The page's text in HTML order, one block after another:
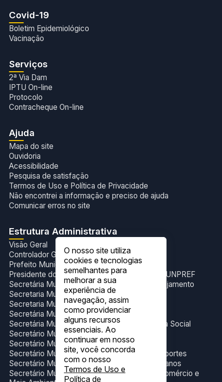
Covid-19
Boletim Epidemiológico
Vacinação
Serviços
2ª Via Dam
IPTU On-line
Protocolo
Contracheque On-line
Ajuda
Mapa do site
Ouvidoria
Acessibilidade
Pesquisa de satisfação
Termos de Uso e Política de Privacidade
Não encontrei a informação e preciso de ajuda
Comunicar erros no site
Estrutura Administrativa
Visão Geral
Controlador Geral do Município
Prefeito Municipal
Presidente do Fundo de Previdência Social- FUNPREF
Secretária Municipal de Administração e Planejamento
Secretaria Municipal de Cultura e Eventos
Secretaria Municipal de Esporte
Secretária Municipal de Gabinete
Secretária Municipal de Trabalho e Assistência Social
Secretário Municipal de Educação
Secretário Municipal de Finanças
Secretário Municipal de Infraestrutura e Transportes
Secretário Municipal de Obras e Serviços Urbanos
Secretário Municipal de Produção, Indústria,Comércio e
O nosso site utiliza
cookies e tecnologias
semelhantes para
melhorar a sua
experiência de
navegação, assim
como providenciar
alguns recursos
essenciais. Ao
continuar em nosso
site, você concorda
com o nosso
Termos de Uso e
Política de